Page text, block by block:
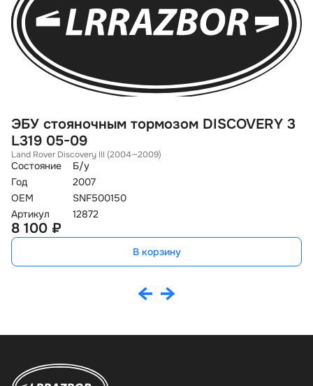
ЭБУ стояночным тормозом DISCOVERY 3
L319 05-09
Land Rover Discovery III (2004—2009)
Состояние
Б/у
Год
2007
OEM
SNF500150
Артикул
12872
8 100 ₽
В корзину